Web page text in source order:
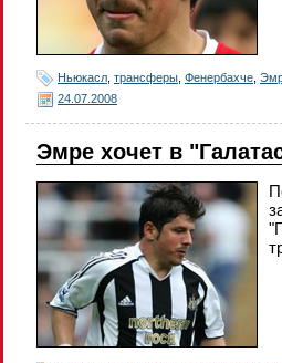
Ньюкасл трансферы Фенербахче
24.07.2008
Эмре хочет в